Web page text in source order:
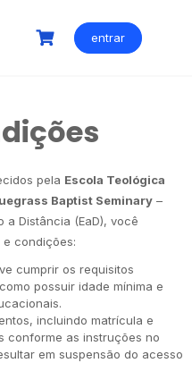
entrar
pela Escola Teológica
Baptist Seminary –
a Distância (EaD), você
condições:
cumprir os requisitos
possuir idade mínima e
incluindo matrícula e
conforme as instruções no
em suspensão do acesso